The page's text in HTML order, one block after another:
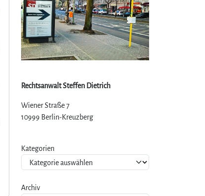
Rechtsanwalt Steffen Dietrich
Wiener Straße 7
10999 Berlin-Kreuzberg
Kategorien
Archiv